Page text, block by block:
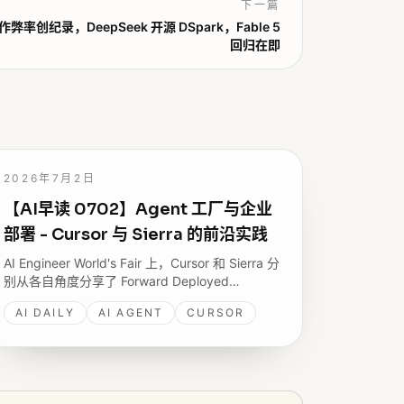
下一篇
弊率创纪录，DeepSeek 开源 DSpark，Fable 5
回归在即
2026年7月2日
【AI早读 0702】Agent 工厂与企业
部署 - Cursor 与 Sierra 的前沿实践
AI Engineer World's Fair 上，Cursor 和 Sierra 分
别从各自角度分享了 Forward Deployed
Engineer 团队如何把 AI Agent 真正部署到企业环
境中；AWS 与 Google Cloud 同期也在 Agent 基
AI DAILY AI AGENT CURSOR